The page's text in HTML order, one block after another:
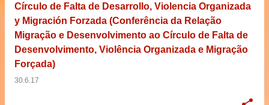
Círculo de Falta de Desarrollo, Violencia Organizada
y Migración Forzada (Conferência da Relação
Migração e Desenvolvimento ao Círculo de Falta de
Desenvolvimento, Violência Organizada e Migração
Forçada)
30.6.17